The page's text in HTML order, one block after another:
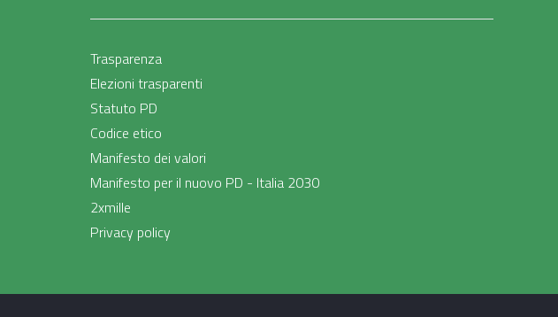
Trasparenza
Elezioni trasparenti
Statuto PD
Codice etico
Manifesto dei valori
Manifesto per il nuovo PD - Italia 2030
2xmille
Privacy policy